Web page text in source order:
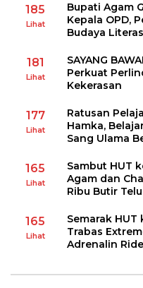
185
Lihat
Bupati Agam
Kepala OPD,
Budaya
181
Lihat
SAYANG
Perkuat
Kekerasan
177
Lihat
Ratusan
Hamka,
Sang Ulama
165
Lihat
Sambut HUT
Agam dan
Ribu Butir
165
Lihat
Semarak
Trabas
Adrenalin